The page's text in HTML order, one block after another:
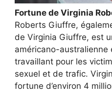
Fortune de Virginia
Roberts Giuffre,
de Virginia Giuffre, est
américano-australienne
travaillant pour les
sexuel et de trafic.
fortune d’environ 4